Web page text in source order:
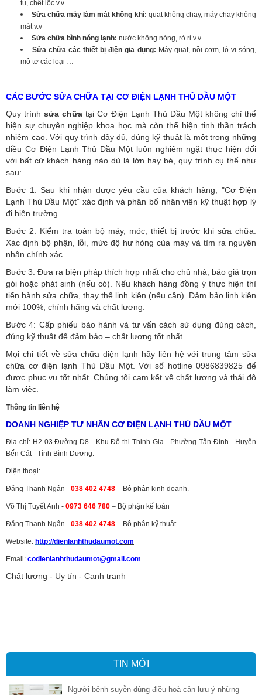
tụ, chết lốc v.v
Sửa chữa máy làm mát không khí: quạt không chạy, máy chạy không
mát v.v
Sửa chữa bình nóng lạnh: nước không nóng, rò rỉ v.v
Sửa chữa các thiết bị điện gia dụng: Máy quạt, nồi cơm, lò vi sóng,
mô tơ các loại …
CÁC BƯỚC SỬA CHỮA TẠI CƠ ĐIỆN LẠNH THỦ DẦU MỘT
Quy trình sửa chữa tại Cơ Điện Lạnh Thủ Dầu Một không chỉ thể
hiện sự chuyên nghiệp khoa học mà còn thể hiện tinh thần trách
nhiệm cao. Với quy trình đầy đủ, đúng kỹ thuật là một trong những
điều Cơ Điện Lạnh Thủ Dầu Một luôn nghiêm ngặt thực hiện đối
với bất cứ khách hàng nào dù là lớn hay bé, quy trình cụ thể như
sau:
Bước 1: Sau khi nhận được yêu cầu của khách hàng, "Cơ Điện
Lạnh Thủ Dầu Một” xác định và phân bổ nhân viên kỹ thuật hợp lý
đi hiện trường.
Bước 2: Kiểm tra toàn bộ máy, móc, thiết bị trước khi sửa chữa.
Xác định bộ phận, lỗi, mức độ hư hỏng của máy và tìm ra nguyên
nhân chính xác.
Bước 3: Đưa ra biện pháp thích hợp nhất cho chủ nhà, báo giá trọn
gói hoặc phát sinh (nếu có). Nếu khách hàng đồng ý thực hiện thì
tiến hành sửa chữa, thay thế linh kiện (nếu cần). Đảm bảo linh kiện
mới 100%, chính hãng và chất lượng.
Bước 4: Cấp phiếu bảo hành và tư vấn cách sử dụng đúng cách,
đúng kỹ thuật để đảm bảo – chất lượng tốt nhất.
Mọi chi tiết về sửa chữa điện lạnh hãy liên hệ với trung tâm sửa
chữa cơ điện lạnh Thủ Dầu Một. Với số hotline 0986839825 để
được phục vụ tốt nhất. Chúng tôi cam kết về chất lượng và thái độ
làm việc.
Thông tin liên hệ
DOANH NGHIỆP TƯ NHÂN CƠ ĐIỆN LẠNH THỦ DẦU MỘT
Địa chỉ: H2-03 Đường D8 - Khu Đô thị Thịnh Gia - Phường Tân Định - Huyện
Bến Cát - Tỉnh Bình Dương.
Điện thoại:
Đặng Thanh Ngân - 038 402 4748 – Bộ phận kinh doanh.
Võ Thị Tuyết Anh - 0973 646 780 – Bộ phận kế toán
Đặng Thanh Ngân - 038 402 4748 – Bộ phận kỹ thuật
Website: http://dienlanhthudaumot.com
Email: codienlanhthudaumot@gmail.com
Chất lượng - Uy tín - Cạnh tranh
TIN MỚI
Người bệnh suyễn dùng điều hoà cần lưu ý những